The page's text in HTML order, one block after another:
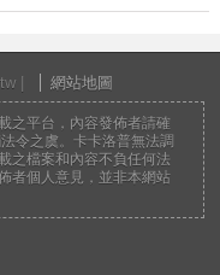
| 網站地圖
之平台，內容發佈者請確
令之虞。卡卡洛普無法調
之檔案和內容不負任何法
者個人意見，並非本網站